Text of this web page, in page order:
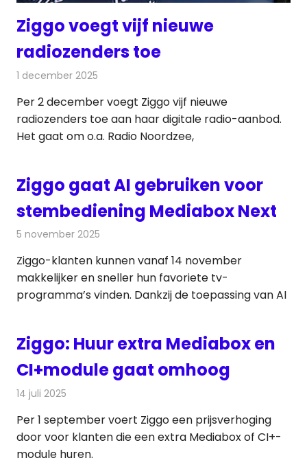
Ziggo voegt vijf nieuwe
radiozenders toe
1 december 2025
Per 2 december voegt Ziggo vijf nieuwe
radiozenders toe aan haar digitale radio-aanbod.
Het gaat om o.a. Radio Noordzee,
Ziggo gaat AI gebruiken voor
stembediening Mediabox Next
5 november 2025
Ziggo-klanten kunnen vanaf 14 november
makkelijker en sneller hun favoriete tv-
programma’s vinden. Dankzij de toepassing van AI
Ziggo: Huur extra Mediabox en
CI+module gaat omhoog
14 juli 2025
Per 1 september voert Ziggo een prijsverhoging
door voor klanten die een extra Mediabox of CI+-
module huren.